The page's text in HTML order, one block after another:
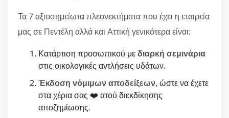
Τα 7 αξιοσημείωτα πλεονεκτήματα που έχει η εταιρεία
μας σε Πεντέλη αλλά και Αττική γενικότερα είναι:
Κατάρτιση προσωπικού μεδιαρκή σεμινάρια
στις οικολογικές αντλήσεις υδάτων.
Έκδοση νόμιμων αποδείξεων, ώστε να έχετε
στα χέρια σας ❤️ ατού διεκδίκησης
αποζημίωσης.